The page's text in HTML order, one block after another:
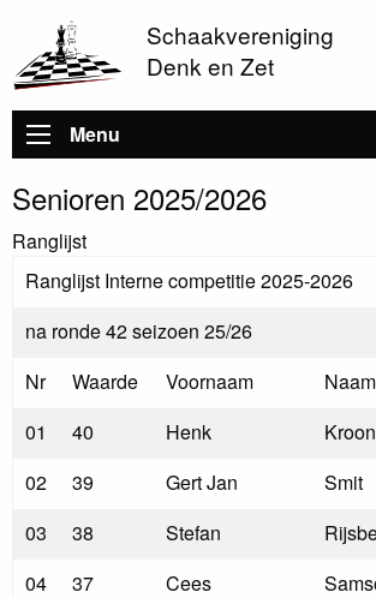
Schaakvereniging
Denk en Zet
Hoofdnavigatie
Menu
Senioren 2025/2026
Ranglijst
Ranglijst Interne competitie 2025-2026
na ronde 42 seizoen 25/26
Nr
Waarde Voornaam Naam
01
40 Henk Kroon
02
39 Gert Jan Smit
03
38 Stefan
04
37 Cees